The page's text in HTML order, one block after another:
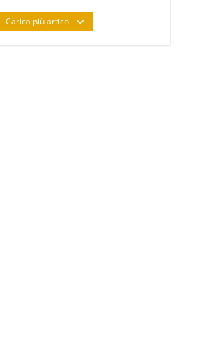
Carica più articoli